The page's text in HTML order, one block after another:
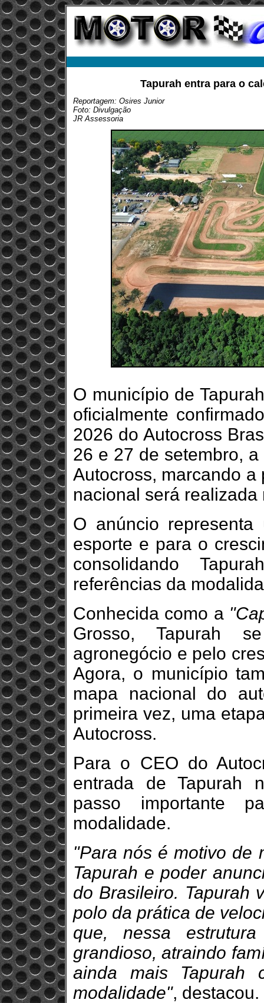
Tapurah entra para o
Reportagem: Osires Junior
Foto: Divulgação
JR Assessoria
O município de
oficialmente
2026 do Autocross
26 e 27 de setembro,
Autocross, marcando
nacional será
O anúncio
esporte e para o
consolidando
referências da
Conhecida como a
Grosso, Tapurah
agronegócio e pelo
Agora, o município
mapa nacional do
primeira vez, uma
Autocross.
Para o CEO do
entrada de Tapurah
passo importante
modalidade.
"Para nós é motivo de
Tapurah e poder
do Brasileiro. Tapurah
polo da prática de
que, nessa
grandioso, atraindo
ainda mais Tapurah
modalidade", destacou.